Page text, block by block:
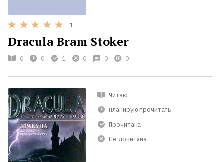
1
Dracula Bram Stoker
0 0 1 0 0 0
Читаю
Планирую прочитать
Прочитана
Не дочитана